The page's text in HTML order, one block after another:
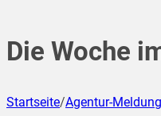
Die Woche
Startseite/Agentur-